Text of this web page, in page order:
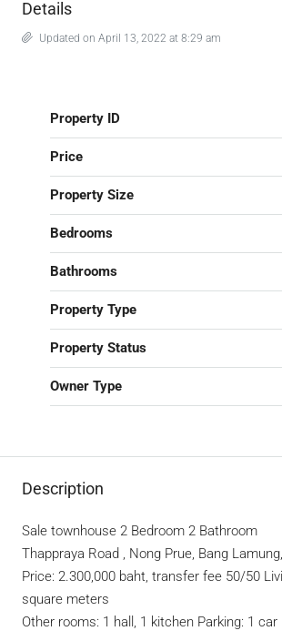
Details
Updated on April 13, 2022 at 8:29 am
Property ID
Price
Property Size
Bedrooms
Bathrooms
Property Type
Property Status
Owner Type
Description
Sale townhouse 2 Bedroom 2 Bathroom
Thappraya Road , Nong Prue, Bang
Price: 2.300,000 baht, transfer fee 50/50
square meters
Other rooms: 1 hall, 1 kitchen Parking: 1 car